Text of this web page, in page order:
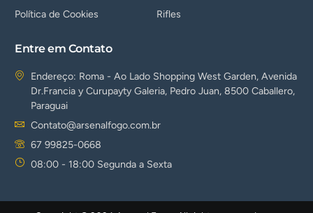
Política de Cookies
Rifles
Entre em Contato
Endereço: Roma - Ao Lado Shopping West Garden, Avenida
Dr.Francia y Curupayty Galeria, Pedro Juan, 8500 Caballero,
Paraguai
Contato@arsenalfogo.com.br
67 99825-0668
08:00 - 18:00 Segunda a Sexta